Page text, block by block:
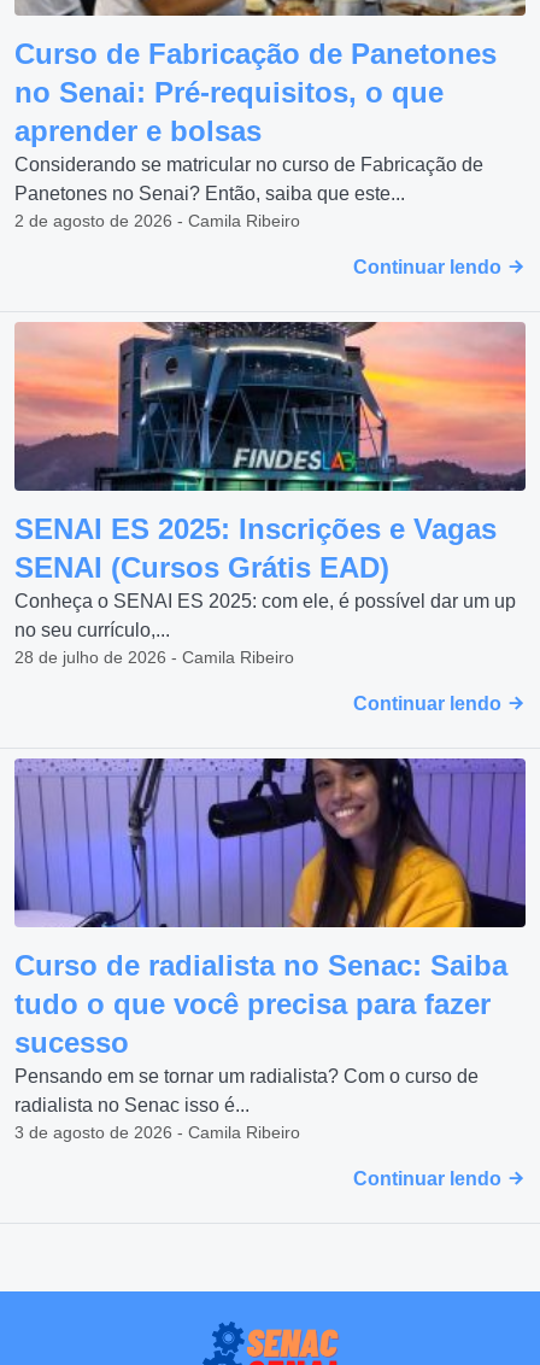
Curso de Fabricação de Panetones
no Senai: Pré-requisitos, o que
aprender e bolsas
Considerando se matricular no curso de Fabricação de
Panetones no Senai? Então, saiba que este...
2 de agosto de 2026 - Camila Ribeiro
Continuar lendo
SENAI ES 2025: Inscrições e Vagas
SENAI (Cursos Grátis EAD)
Conheça o SENAI ES 2025: com ele, é possível dar um up
no seu currículo,...
28 de julho de 2026 - Camila Ribeiro
Continuar lendo
Curso de radialista no Senac: Saiba
tudo o que você precisa para fazer
sucesso
Pensando em se tornar um radialista? Com o curso de
radialista no Senac isso é...
3 de agosto de 2026 - Camila Ribeiro
Continuar lendo